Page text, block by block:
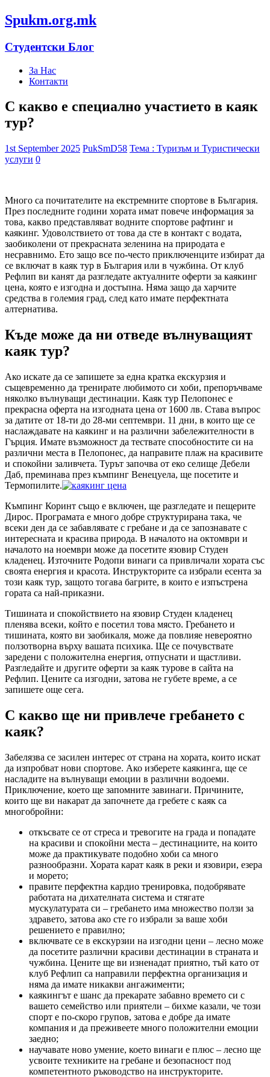
Spukm.org.mk
Студентски Блог
За Нас
Контакти
С какво е специално участието в каяк
тур?
1st September 2025 PukSmD58 Тема : Туризъм и Туристически
услуги 0
Много са почитателите на екстремните спортове в България.
През последните години хората имат повече информация за
това, какво представляват водните спортове рафтинг и
каякинг. Удоволствието от това да сте в контакт с водата,
заобиколени от прекрасната зеленина на природата е
несравнимо. Ето защо все по-често приключенците избират да
се включат в каяк тур в България или в чужбина. От клуб
Рефлип ви канят да разгледате актуалните оферти за каякинг
цена, която е изгодна и достъпна. Няма защо да харчите
средства в големия град, след като имате перфектната
алтернатива.
Къде може да ни отведе вълнуващият
каяк тур?
Ако искате да се запишете за една кратка екскурзия и
същевременно да тренирате любимото си хоби, препоръчваме
няколко вълнуващи дестинации. Каяк тур Пелопонес е
прекрасна оферта на изгодната цена от 1600 лв. Става въпрос
за датите от 18-ти до 28-ми септември. 11 дни, в които ще се
наслаждавате на каякинг и на различни забележителности в
Гърция. Имате възможност да тествате способностите си на
различни места в Пелопонес, да направите плаж на красивите
и спокойни заливчета. Турът започва от еко селище Дебели
Даб, преминава през къмпинг Венецуела, ще посетите и
Термопилите.
Къмпинг Коринт също е включен, ще разгледате и пещерите
Дирос. Програмата е много добре структурирана така, че
всеки ден да се забавлявате с гребане и да се запознавате с
интересната и красива природа. В началото на октомври и
началото на ноември може да посетите язовир Студен
кладенец. Източните Родопи винаги са привличали хората със
своята енергия и красота. Инструкторите са избрали есента за
този каяк тур, защото тогава багрите, в които е изпъстрена
гората са най-приказни.
Тишината и спокойствието на язовир Студен кладенец
пленява всеки, който е посетил това място. Гребането и
тишината, която ви заобикаля, може да повлияе невероятно
ползотворна върху вашата психика. Ще се почувствате
заредени с положителна енергия, отпуснати и щастливи.
Разгледайте и другите оферти за каяк турове в сайта на
Рефлип. Цените са изгодни, затова не губете време, а се
запишете още сега.
С какво ще ни привлече гребането с
каяк?
Забелязва се засилен интерес от страна на хората, които искат
да изпробват нови спортове. Ако изберете каякинга, ще се
насладите на вълнуващи емоции в различни водоеми.
Приключение, което ще запомните завинаги. Причините,
които ще ви накарат да започнете да гребете с каяк са
многобройни:
откъсвате се от стреса и тревогите на града и попадате
на красиви и спокойни места – дестинациите, на които
може да практикувате подобно хоби са много
разнообразни. Хората карат каяк в реки и язовири, езера
и морето;
правите перфектна кардио тренировка, подобрявате
работата на дихателната система и стягате
мускулатурата си – гребането има множество ползи за
здравето, затова ако сте го избрали за ваше хоби
решението е правилно;
включвате се в екскурзии на изгодни цени – лесно може
да посетите различни красиви дестинации в страната и
чужбина. Цените ще ви изненадат приятно, тъй като от
клуб Рефлип са направили перфектна организация и
няма да имате никакви ангажименти;
каякингът е шанс да прекарате забавно времето си с
вашето семейство или приятели – бихме казали, че този
спорт е по-скоро групов, затова е добре да имате
компания и да преживеете много положителни емоции
заедно;
научавате ново умение, което винаги е плюс – лесно ще
усвоите техниките на гребане и безопасност под
компетентното ръководство на инструкторите.